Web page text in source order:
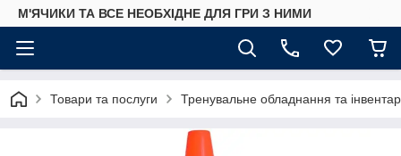
М'ЯЧИКИ ТА ВСЕ НЕОБХІДНЕ ДЛЯ ГРИ З НИМИ
Товари та послуги Тренувальне обладнання та інвентар